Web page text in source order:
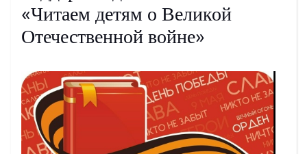
«Читаем детям о Великой
Отечественной войне»